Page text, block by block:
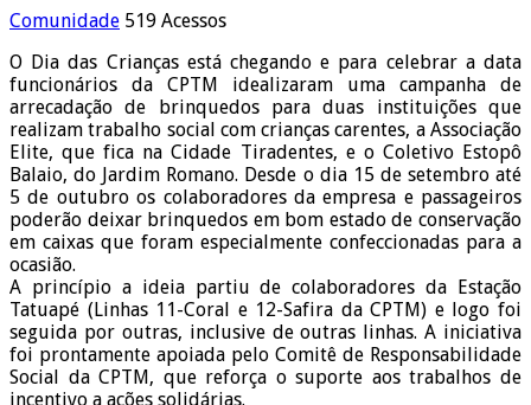
Comunidade 519 Acessos
O Dia das Crianças está chegando e para celebrar a data
funcionários da CPTM idealizaram uma campanha de
arrecadação de brinquedos para duas instituições que
realizam trabalho social com crianças carentes, a Associação
Elite, que fica na Cidade Tiradentes, e o Coletivo Estopô
Balaio, do Jardim Romano. Desde o dia 15 de setembro até
5 de outubro os colaboradores da empresa e passageiros
poderão deixar brinquedos em bom estado de conservação
em caixas que foram especialmente confeccionadas para a
ocasião.
A princípio a ideia partiu de colaboradores da Estação
Tatuapé (Linhas 11-Coral e 12-Safira da CPTM) e logo foi
seguida por outras, inclusive de outras linhas. A iniciativa
foi prontamente apoiada pelo Comitê de Responsabilidade
Social da CPTM, que reforça o suporte aos trabalhos de
incentivo a ações solidárias.